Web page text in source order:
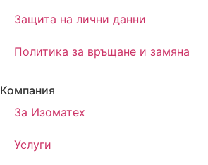
Защита на лични данни
Политика за връщане и замяна
Компания
За Изоматех
Услуги